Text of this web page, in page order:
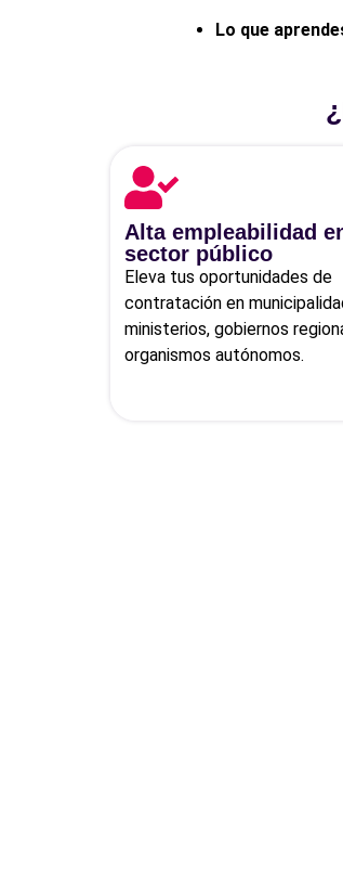
Lo que
Alta empleabilidad
sector público
Eleva tus oportunidades de
contratación en
ministerios, gobiernos
organismos autónomos.